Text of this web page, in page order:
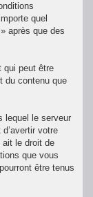
quel
après que des
qui peut être
du contenu que
lequel le serveur
votre
ait le droit de
que vous
être tenus